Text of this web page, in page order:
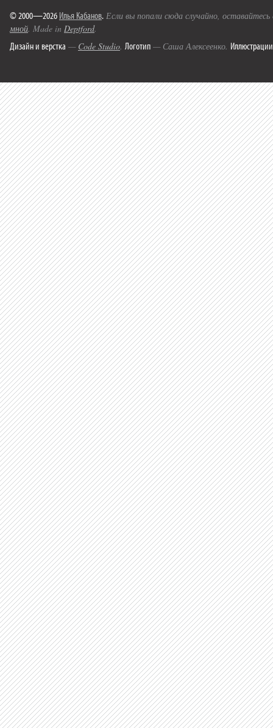
© 2000—2026 Илья Кабанов. Если вы попали сюда случайно,
мной. Made in Deptford.
Дизайн и верстка — Code Studio. Логотип — Саша Алексеенко. Иллюстрации